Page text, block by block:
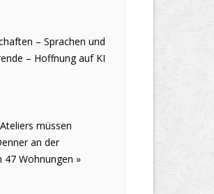
– Sprachen und
– Hoffnung auf KI
müssen
an der
47 Wohnungen »